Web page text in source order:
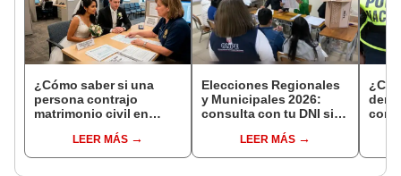
¿Cómo saber si una
persona contrajo
matrimonio civil en
LEER MÁS
Elecciones Regionales
y Municipales 2026:
consulta con tu DNI si
de mesa para este 4 de
octubre en el link oficial
LEER MÁS
con